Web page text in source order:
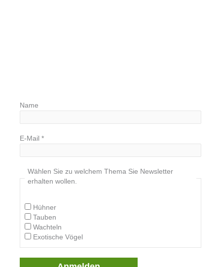
Name
E-Mail *
Wählen Sie zu welchem Thema Sie Newsletter
erhalten wollen.
Hühner
Tauben
Wachteln
Exotische Vögel